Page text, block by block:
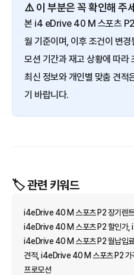
⚠️ 이 부분은 꼭 확인해 주
본 i4 eDrive 40 M 스포츠
월 기준이며, 이후 조건이 변
모션 기간과 재고 상황에 따라
최신 정보와 개인별 맞춤 견적
기 바랍니다.
🏷️ 관련 키워드
i4eDrive 40 M 스포츠 P2 장기렌
i4eDrive 40 M 스포츠 P2 할인가,
i4eDrive 40 M 스포츠 P2 월납입
견적, i4eDrive 40 M 스포츠 P2 가
프로모션